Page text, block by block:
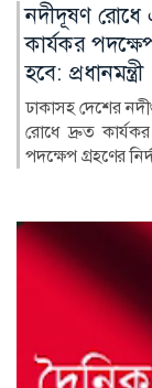
মুন্সীগঞ্জে
বিরুদ্ধে মামলার
মানববন্ধন
মুন্সীগঞ্জ
সহ-সভাপতি
বাবুর বিরুদ্ধে দায়ের